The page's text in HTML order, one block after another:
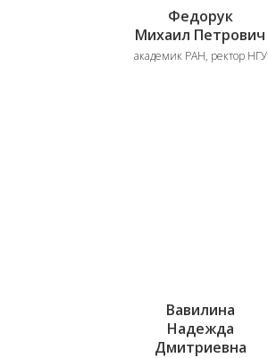
Федорук
Михаил Петрович
академик РАН, ректор НГУ
Вавилина
Надежда
Дмитриевна